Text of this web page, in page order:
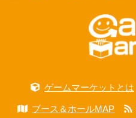
ゲームマーケットとは
ブース＆ホールMAP